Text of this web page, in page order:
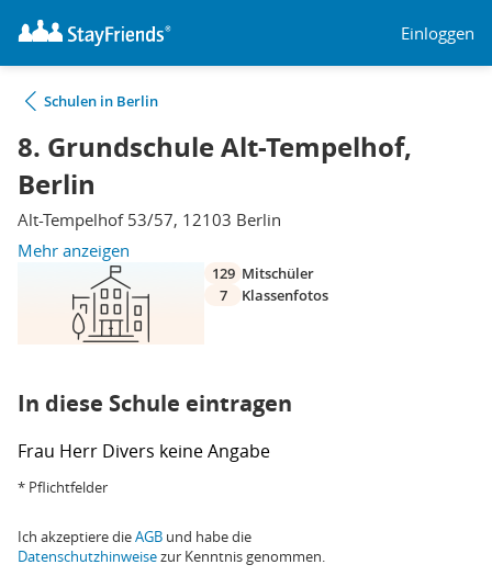
Einloggen
Schulen in Berlin
8. Grundschule Alt-Tempelhof,
Berlin
Alt-Tempelhof 53/57, 12103 Berlin
Mehr anzeigen
129 Mitschüler
7
Klassenfotos
In diese Schule eintragen
Frau Herr Divers keine Angabe
* Pflichtfelder
Ich akzeptiere dieAGB und habe die
Datenschutzhinweisezur Kenntnis genommen.